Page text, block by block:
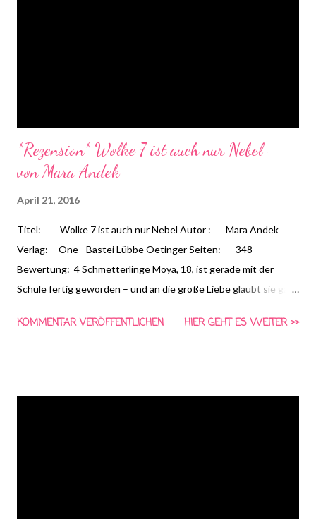
*Rezension* Wolke 7 ist auch nur Nebel -
von Mara Andek
April 21, 2016
Titel: Wolke 7 ist auch nur Nebel Autor : Mara Andek
Verlag: One - Bastei Lübbe Oetinger Seiten: 348
Bewertung: 4 Schmetterlinge Moya, 18, ist gerade mit der
Schule fertig geworden – und an die große Liebe glaubt sie ganz
wissenschaftliches Liebesexperiment anmeldet, macht sie
KOMMENTAR VERÖFFENTLICHEN HIER GEHT ES WEITER >>